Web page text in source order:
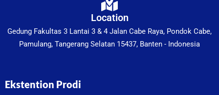
Location
Gedung Fakultas 3 Lantai 3 & 4 Jalan Cabe Raya, Pondok Cabe,
Pamulang, Tangerang Selatan 15437, Banten - Indonesia
Ekstention Prodi